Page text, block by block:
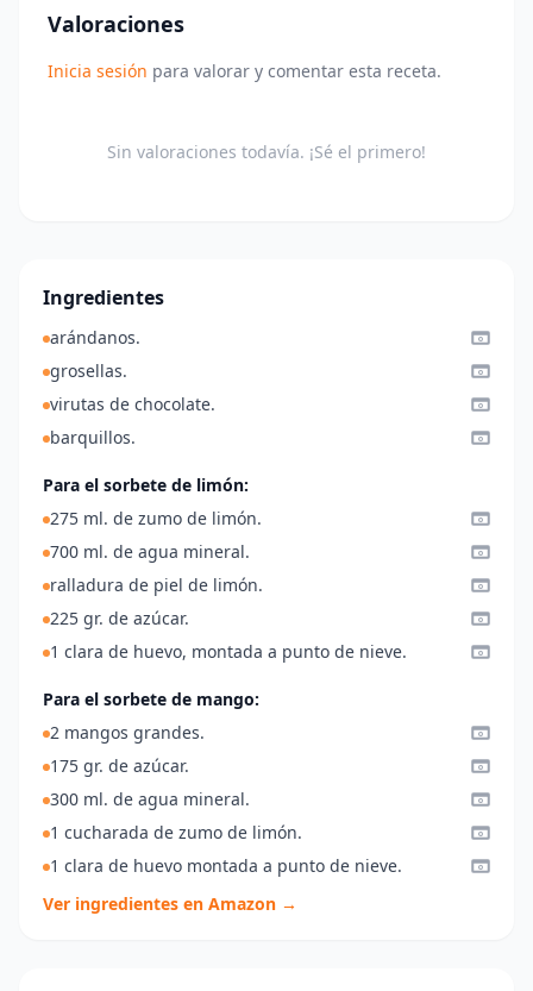
Valoraciones
Inicia sesión para valorar y comentar esta receta.
Sin valoraciones todavía. ¡Sé el primero!
Ingredientes
arándanos.
grosellas.
virutas de chocolate.
barquillos.
Para el sorbete de limón:
275 ml. de zumo de limón.
700 ml. de agua mineral.
ralladura de piel de limón.
225 gr. de azúcar.
1 clara de huevo, montada a punto de nieve.
Para el sorbete de mango:
2 mangos grandes.
175 gr. de azúcar.
300 ml. de agua mineral.
1 cucharada de zumo de limón.
1 clara de huevo montada a punto de nieve.
Ver ingredientes en Amazon →